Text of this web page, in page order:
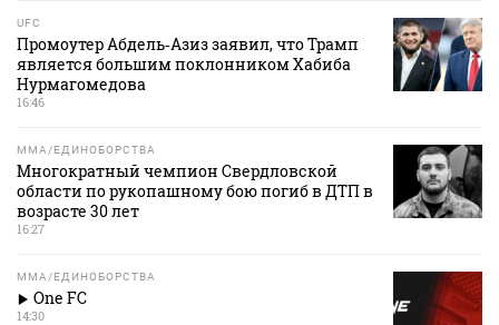
UFC
Промоутер Абдель‑Азиз заявил, что Трамп
является большим поклонником Хабиба
Нурмагомедова
16:46
MMA/ЕДИНОБОРСТВА
Многократный чемпион Свердловской
области по рукопашному бою погиб в ДТП в
возрасте 30 лет
16:27
MMA/ЕДИНОБОРСТВА
One FC
14:30